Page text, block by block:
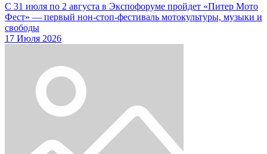
С 31 июля по 2 августа в Экспофоруме пройдет «Питер Мото
Фест» — первый нон-стоп-фестиваль мотокультуры, музыки и
свободы
17 Июля 2026